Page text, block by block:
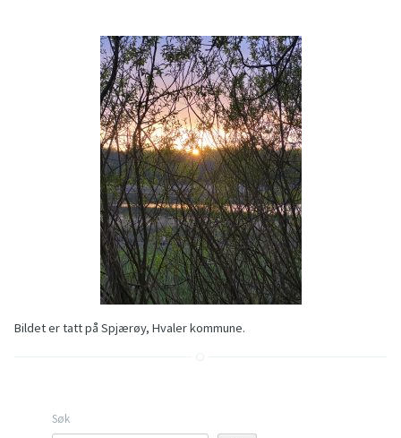
Bildet er tatt på Spjærøy, Hvaler kommune.
Søk